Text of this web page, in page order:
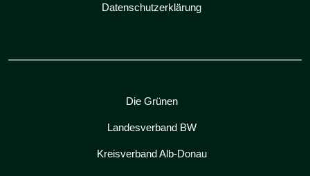
Datenschutzerklärung
Die Grünen
Landesverband BW
Kreisverband Alb-Donau